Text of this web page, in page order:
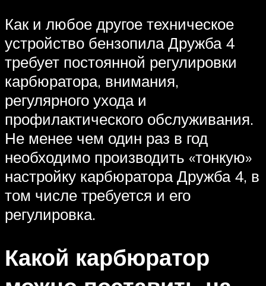
Как и любое другое техническое
устройство бензопила Дружба 4
требует постоянной регулировки
карбюратора, внимания,
регулярного ухода и
профилактического обслуживания.
Не менее чем один раз в год
необходимо производить «тонкую»
настройку карбюратора Дружба 4, в
том числе требуется и его
регулировка.
Какой карбюратор